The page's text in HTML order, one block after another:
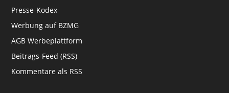
Presse-Kodex
Werbung auf BZMG
AGB Werbeplattform
Beitrags-Feed (RSS)
Kommentare als RSS